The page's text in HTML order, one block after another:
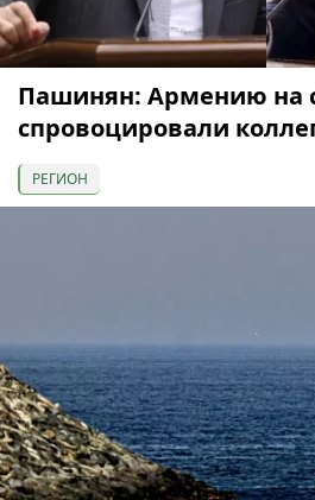
Пашинян: Армению на
спровоцировали
РЕГИОН